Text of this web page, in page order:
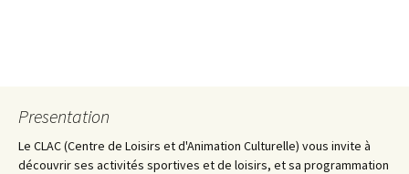
Presentation
Le CLAC (Centre de Loisirs et d'Animation Culturelle) vous invite à
découvrir ses activités sportives et de loisirs, et sa programmation